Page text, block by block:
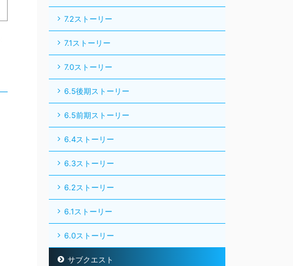
7.2ストーリー
7.1ストーリー
7.0ストーリー
6.5後期ストーリー
6.5前期ストーリー
6.4ストーリー
6.3ストーリー
6.2ストーリー
6.1ストーリー
6.0ストーリー
サブクエスト